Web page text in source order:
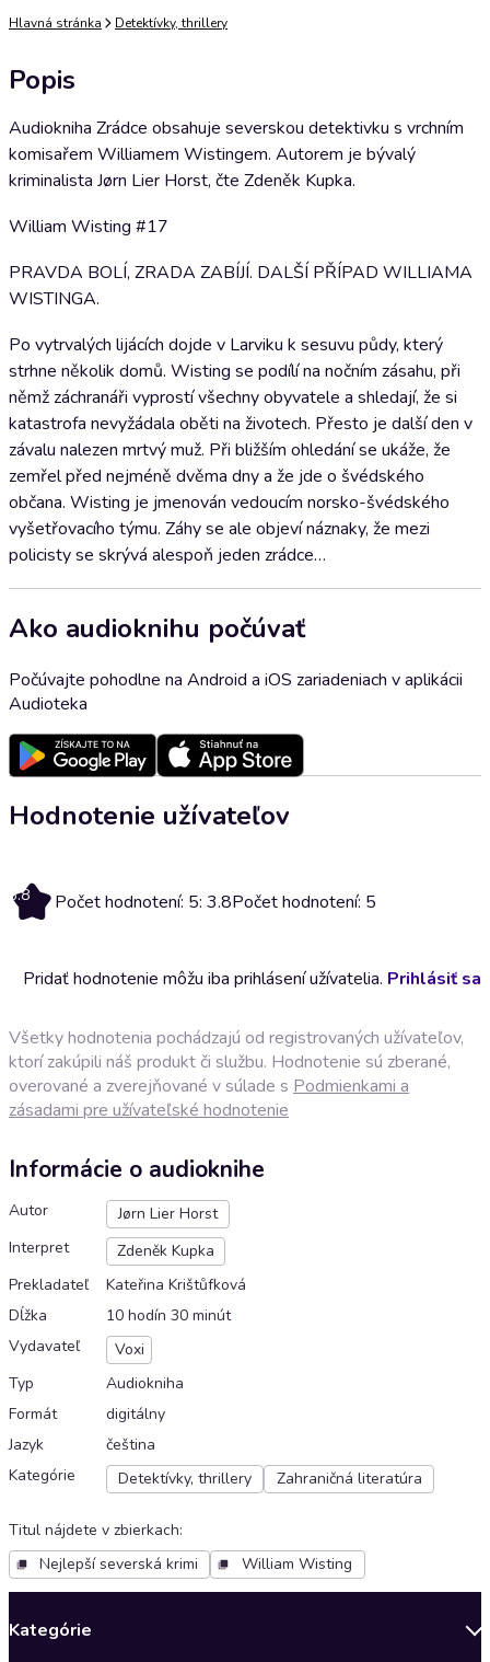
Hlavná stránka Detektívky, thrillery
Popis
Audiokniha Zrádce obsahuje severskou detektivku s vrchním
komisařem Williamem Wistingem. Autorem je bývalý
kriminalista Jørn Lier Horst, čte Zdeněk Kupka.
William Wisting #17
PRAVDA BOLÍ, ZRADA ZABÍJÍ. DALŠÍ PŘÍPAD WILLIAMA
WISTINGA.
Po vytrvalých lijácích dojde v Larviku k sesuvu půdy, který
strhne několik domů. Wisting se podílí na nočním zásahu, při
němž záchranáři vyprostí všechny obyvatele a shledají, že si
katastrofa nevyžádala oběti na životech. Přesto je další den v
závalu nalezen mrtvý muž. Při bližším ohledání se ukáže, že
zemřel před nejméně dvěma dny a že jde o švédského
občana. Wisting je jmenován vedoucím norsko-švédského
vyšetřovacího týmu. Záhy se ale objeví náznaky, že mezi
policisty se skrývá alespoň jeden zrádce…
Ako audioknihu počúvať
Počúvajte pohodlne na Android a iOS zariadeniach v aplikácii
Audioteka
Hodnotenie užívateľov
3.8 Počet hodnotení: 5: 3.8Počet hodnotení: 5
Pridať hodnotenie môžu iba prihlásení užívatelia. Prihlásiť sa
Všetky hodnotenia pochádzajú od registrovaných užívateľov,
ktorí zakúpili náš produkt či službu. Hodnotenie sú zberané,
overované a zverejňované v súlade s Podmienkami a
zásadami pre užívateľské hodnotenie
Informácie o audioknihe
Autor
Jørn Lier Horst
Interpret
Zdeněk Kupka
Prekladateľ
Kateřina Krištůfková
Dĺžka
10 hodín 30 minút
Vydavateľ
Voxi
Typ
Audiokniha
Formát
digitálny
Jazyk
čeština
Kategórie
Detektívky, thrillery Zahraničná literatúra
Titul nájdete v zbierkach:
Nejlepší severská krimi
William Wisting
Kategórie